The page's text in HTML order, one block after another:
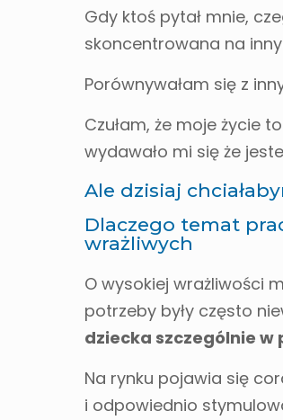
Gdy ktoś pytał mnie,
skoncentrowana na
Porównywałam się z
Czułam, że moje życie
wydawało mi się że
Ale dzisiaj
Dlaczego temat
wrażliwych
O wysokiej wrażliwości
potrzeby były często
dziecka szczególnie
Na rynku pojawia się
i odpowiednio